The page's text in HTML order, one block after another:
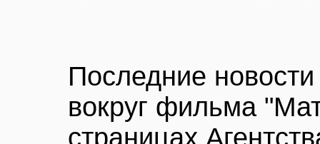
Последние
вокруг фильма
страницах